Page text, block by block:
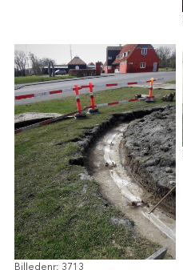
Billedenr: 3713